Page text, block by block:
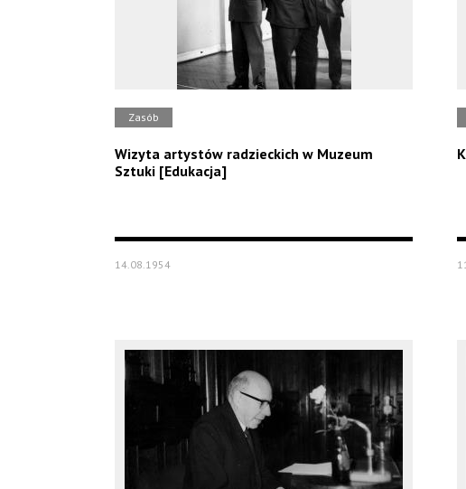
Zasób
Wizyta artystów radzieckich w Muzeum
Sztuki [Edukacja]
14.08.1954